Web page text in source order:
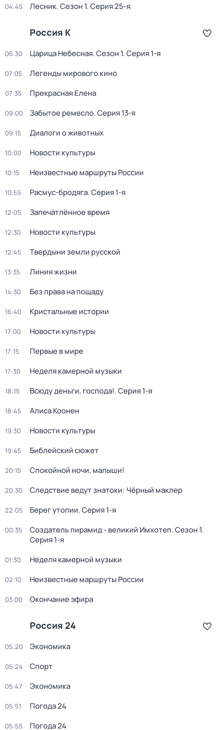
04:45 Лесник. Сезон 1. Серия 25-я
Россия К
06:30 Царица Небесная. Сезон 1. Серия 1-я
07:05 Легенды мирового кино
07:35 Прекрасная Елена
09:00 Забытое ремесло. Серия 13-я
09:15 Диалоги о животных
10:00 Новости культуры
10:15 Неизвестные маршруты России
10:55 Расмус-бродяга. Серия 1-я
12:05 Запечатлённое время
12:30 Новости культуры
12:45 Твердыни земли русской
13:35 Линия жизни
14:30 Без права на пощаду
16:40 Кристальные истории
17:00 Новости культуры
17:15 Первые в мире
17:30 Неделя камерной музыки
18:15 Всюду деньги, господа!. Серия 1-я
18:45 Алиса Коонен
19:30 Новости культуры
19:45 Библейский сюжет
20:15 Спокойной ночи, малыши!
20:30 Следствие ведут знатоки: Чёрный маклер
22:05 Берег утопии. Серия 1-я
00:35 Создатель пирамид - великий Имхотеп. Сезон 1.
Серия 1-я
01:30 Неделя камерной музыки
02:10 Неизвестные маршруты России
03:00 Окончание эфира
Россия 24
05:20 Экономика
05:24 Спорт
05:47 Экономика
05:51 Погода 24
05:55 Погода 24